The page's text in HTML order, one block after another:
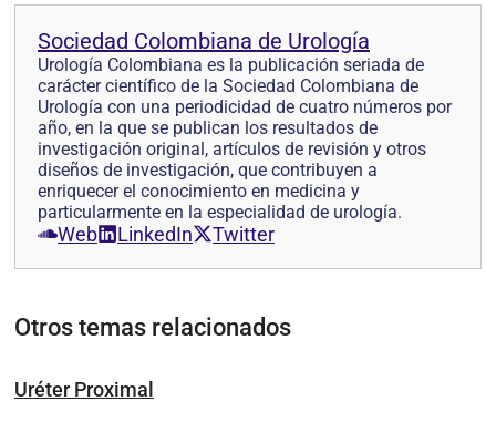
Sociedad Colombiana de Urología
Urología Colombiana es la publicación seriada de
carácter científico de la Sociedad Colombiana de
Urología con una periodicidad de cuatro números por
año, en la que se pub­lican los resultados de
investigación original, artículos de revisión y otros
diseños de investi­gación, que contribuyen a
enriquecer el conocimiento en medicina y
particularmente en la especialidad de urología.
Web LinkedIn Twitter
Otros temas relacionados
Uréter Proximal